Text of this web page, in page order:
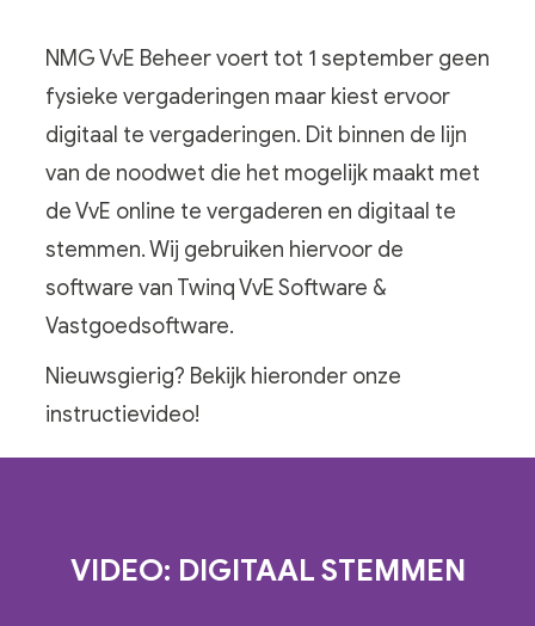
NMG VvE Beheer voert tot 1 september geen
fysieke vergaderingen maar kiest ervoor
digitaal te vergaderingen. Dit binnen de lijn
van de noodwet die het mogelijk maakt met
de VvE online te vergaderen en digitaal te
stemmen. Wij gebruiken hiervoor de
software van Twinq VvE Software &
Vastgoedsoftware.
Nieuwsgierig? Bekijk hieronder onze
instructievideo!
VIDEO: DIGITAAL STEMMEN